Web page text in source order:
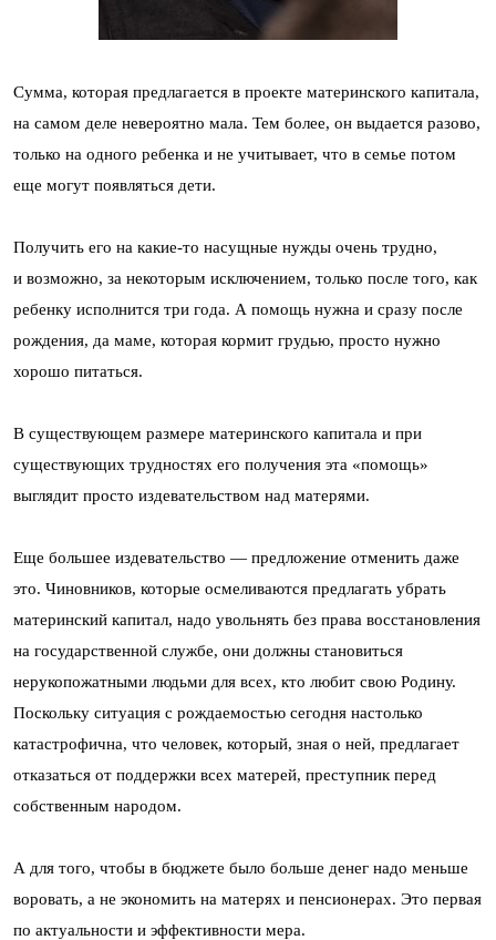
Сумма, которая предлагается в проекте материнского капитала,
на самом деле невероятно мала. Тем более, он выдается разово,
только на одного ребенка и не учитывает, что в семье потом
еще могут появляться дети.
Получить его на какие-то насущные нужды очень трудно,
и возможно, за некоторым исключением, только после того, как
ребенку исполнится три года. А помощь нужна и сразу после
рождения, да маме, которая кормит грудью, просто нужно
хорошо питаться.
В существующем размере материнского капитала и при
существующих трудностях его получения эта «помощь»
выглядит просто издевательством над матерями.
Еще большее издевательство — предложение отменить даже
это. Чиновников, которые осмеливаются предлагать убрать
материнский капитал, надо увольнять без права восстановления
на государственной службе, они должны становиться
нерукопожатными людьми для всех, кто любит свою Родину.
Поскольку ситуация с рождаемостью сегодня настолько
катастрофична, что человек, который, зная о ней, предлагает
отказаться от поддержки всех матерей, преступник перед
собственным народом.
А для того, чтобы в бюджете было больше денег надо меньше
воровать, а не экономить на матерях и пенсионерах. Это первая
по актуальности и эффективности мера.